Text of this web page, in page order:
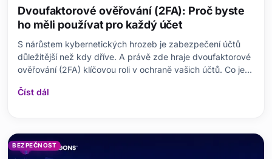
Dvoufaktorové ověřování (2FA): Proč byste
ho měli používat pro každý účet
S nárůstem kybernetických hrozeb je zabezpečení účtů
důležitější než kdy dříve. A právě zde hraje dvoufaktorové
ověřování (2FA) klíčovou roli v ochraně vašich účtů. Co je
používat pro každý účet? V tomto blogovém příspěvku se
Číst dál
BEZPEČNOST